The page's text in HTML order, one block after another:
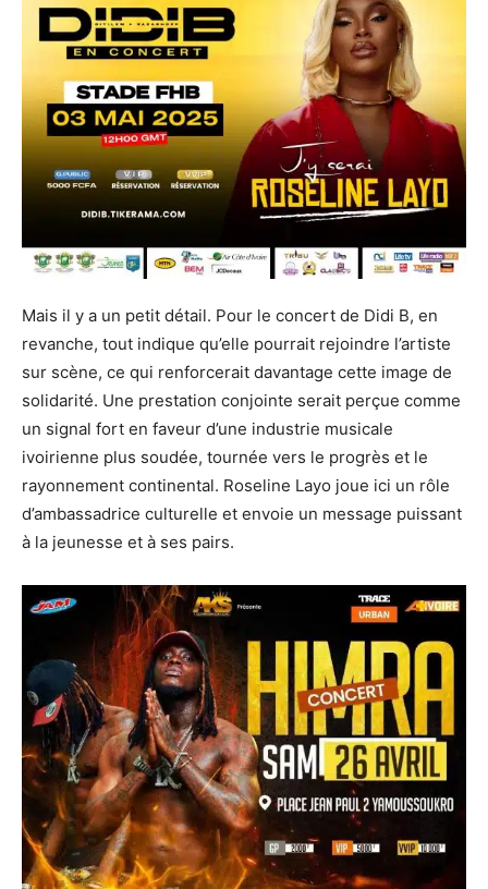
Mais il y a un petit détail. Pour le concert de Didi B, en
revanche, tout indique qu’elle pourrait rejoindre l’artiste
sur scène, ce qui renforcerait davantage cette image de
solidarité. Une prestation conjointe serait perçue comme
un signal fort en faveur d’une industrie musicale
ivoirienne plus soudée, tournée vers le progrès et le
rayonnement continental. Roseline Layo joue ici un rôle
d’ambassadrice culturelle et envoie un message puissant
à la jeunesse et à ses pairs.